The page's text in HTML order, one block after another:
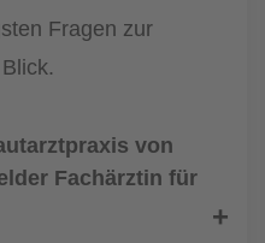
Fragen zur
von
Fachärztin für